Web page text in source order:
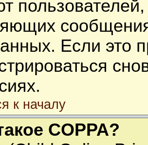
Если это
к началу
COPPA?